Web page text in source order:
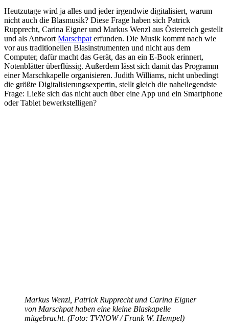
Heutzutage wird ja alles und jeder irgendwie digitalisiert, warum
nicht auch die Blasmusik? Diese Frage haben sich Patrick
Rupprecht, Carina Eigner und Markus Wenzl aus Österreich gestellt
und als Antwort Marschpat erfunden. Die Musik kommt nach wie
vor aus traditionellen Blasinstrumenten und nicht aus dem
Computer, dafür macht das Gerät, das an ein E-Book erinnert,
Notenblätter überflüssig. Außerdem lässt sich damit das Programm
einer Marschkapelle organisieren. Judith Williams, nicht unbedingt
die größte Digitalisierungsexpertin, stellt gleich die naheliegendste
Frage: Ließe sich das nicht auch über eine App und ein Smartphone
oder Tablet bewerkstelligen?
Markus Wenzl, Patrick Rupprecht und Carina Eigner
von Marschpat haben eine kleine Blaskapelle
mitgebracht. (Foto: TVNOW / Frank W. Hempel)